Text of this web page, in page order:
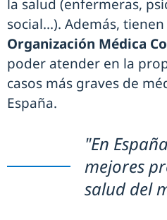
la salud (enfermeras,
social...). Además,
Organización Médica
poder atender en la
casos más graves de
España.
"En
mejores
salud del